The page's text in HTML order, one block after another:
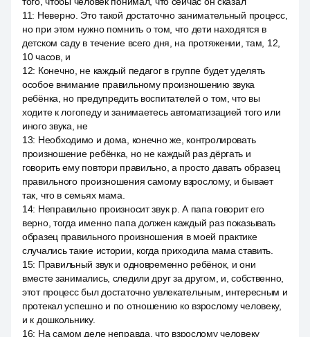
11: Неверно. Это такой достаточно занимательный процесс,
но при этом нужно помнить о том, что дети находятся в
детском саду в течение всего дня, на протяжении, там, 12,
10 часов, и
12: Конечно, не каждый педагог в группе будет уделять
особое внимание правильному произношению звука
ребёнка, но предупредить воспитателей о том, что вы
ходите к логопеду и занимаетесь автоматизацией того или
иного звука, не
13: Необходимо и дома, конечно же, контролировать
произношение ребёнка, но не каждый раз дёргать и
говорить ему повтори правильно, а просто давать образец
правильного произношения самому взрослому, и бывает
так, что в семьях мама.
14: Неправильно произносит звук р. А папа говорит его
верно, тогда именно папа должен каждый раз показывать
образец правильного произношения в моей практике
случались такие истории, когда приходила мама ставить.
15: Правильный звук и одновременно ребёнок, и они
вместе занимались, следили друг за другом, и, собственно,
этот процесс был достаточно увлекательным, интересным и
протекал успешно и по отношению ко взрослому человеку,
и к дошкольнику.
16: На самом деле неправда, что взрослому человеку